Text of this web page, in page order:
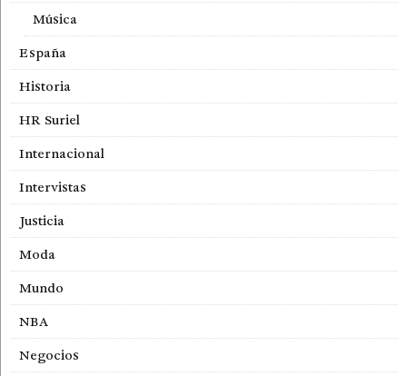
Música
España
Historia
HR Suriel
Internacional
Intervistas
Justicia
Moda
Mundo
NBA
Negocios